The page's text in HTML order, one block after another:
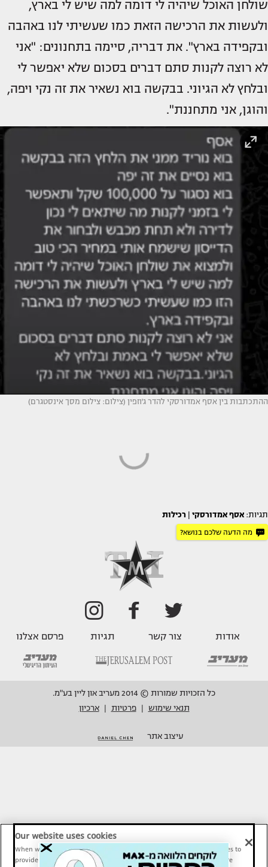
שולחן האוכל שיהיה לי דומה למה שיש לי בארץ,
ולעשות את הרכישה הזאת כמו שעשיתי לנו באהבה
ובקפידה בארץ". את דבריה, סיימה בתחנונים: "אני
לא רוצה לקנות סתם דברים בסכום שלא יאפשר לי
ובלחץ לא הגיוני. בבקשה בוא נשאיר את זה נקי ויפה,
והוגן, אני מתחננת".
ההתכתבות בין אסף אמדורסקי להדר ג'וזפין (צילום: צילום מסך אינסטגרם)
תגיות: אסף אמדורסקי רכילות
מה הדעה שלכם בנושא?
אודות צור קשר תגיות פרסם אצלנו
כל הזכויות שמורות © 2014 מעריב און ליין בע"מ.
תנאי שימוש
פרטיות ארכיון
עיצוב אתר
Our website uses cookies
When we provide Maariv, TMI and Sport1 content online, we use cookies to
provide social media features and to analyze our traffic. These tools are